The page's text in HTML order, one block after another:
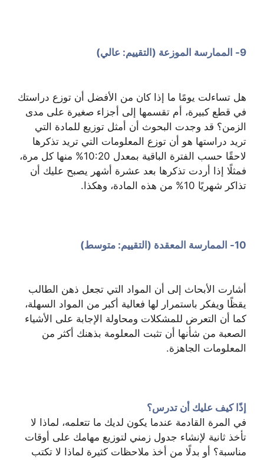
9- الممارسة الموزعة (التقييم: عالي)
هل تساءلت يومًا ما إذا كان من الأفضل أن توزع دراستك
في قطع كبيرة، أم تقسمها إلى أجزاء صغيرة على مدى
الزمن؟ قد وجدت البحوث أن أمثل توزيع للمادة التي
تريد دراستها هو أن توزع المعلومات التي تريد تذكرها
لاحقًا حسب الفترة الباقية بمعدل 10:20% منها كل مرة،
فمثلًا إذا أردت تذكرها بعد عشرة أشهر يصبح عليك أن
تذاكر شهريًا 10% من هذه المادة، وهكذا.
10- الممارسة المعقدة (التقييم: متوسط)
أشارت الأبحاث إلى أن المواد التي تجعل ذهن الطالب
يقظًا ويفكر باستمرار لها فعالية أكبر من المواد السهلة،
كما أن التعرض للمشكلات ومحاولة الإجابة على الأشياء
الصعبة من شأنها أن تثبت المعلومة بذهنك أكثر من
المعلومات الجاهزة.
إذًا كيف عليك أن تدرس؟
في المرة القادمة عندما يكون لديك ما تتعلمه، لماذا لا
تأخذ ثانية لإنشاء جدول زمني لتوزيع مهامك على أوقات
مناسبة؟ أو بدلًا من أخذ ملاحظات كثيرة لماذا لا تكتب